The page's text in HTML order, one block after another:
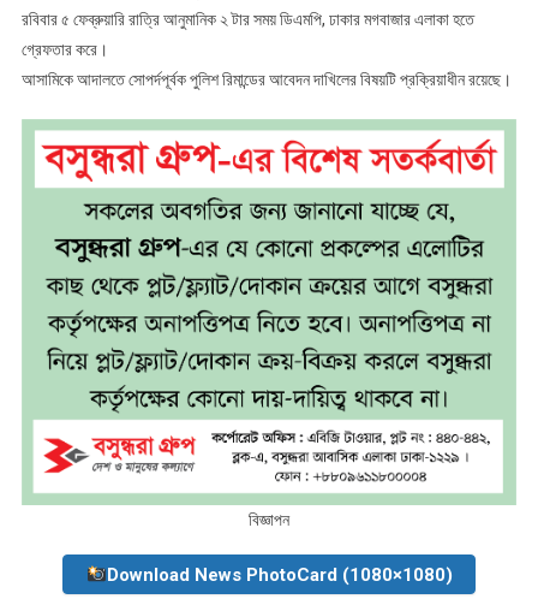
রবিবার ৫ ফেব্রুয়ারি রাত্রি আনুমানিক ২ টার সময় ডিএমপি, ঢাকার মগবাজার এলাকা হতে
গ্রেফতার করে।
আসামিকে আদালতে সোপর্দপূর্বক পুলিশ রিমান্ডের আবেদন দাখিলের বিষয়টি প্রক্রিয়াধীন রয়েছে।
বিজ্ঞাপন
Download News PhotoCard (1080×1080)